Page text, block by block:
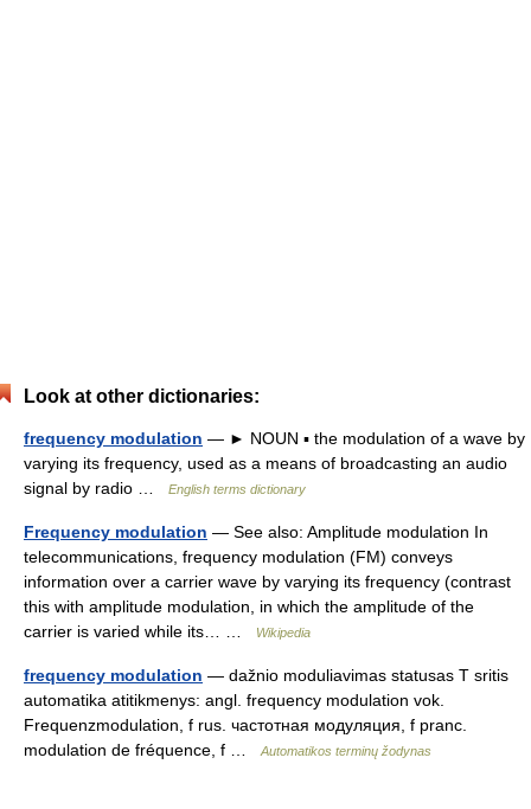
Look at other dictionaries:
frequency modulation — ► NOUN ▪ the modulation of a wave by
varying its frequency, used as a means of broadcasting an audio
signal by radio …
English terms dictionary
Frequency modulation — See also: Amplitude modulation In
telecommunications, frequency modulation (FM) conveys
information over a carrier wave by varying its frequency (contrast
this with amplitude modulation, in which the amplitude of the
carrier is varied while its… …
Wikipedia
frequency modulation — dažnio moduliavimas statusas T sritis
automatika atitikmenys: angl. frequency modulation vok.
Frequenzmodulation, f rus. частотная модуляция, f pranc.
modulation de fréquence, f …
Automatikos terminų žodynas